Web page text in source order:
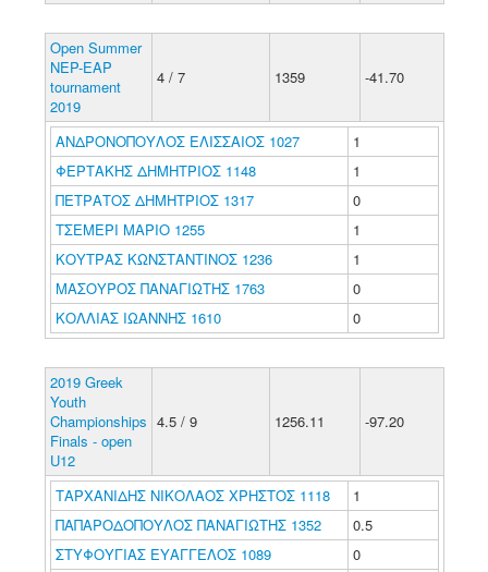
Open Summer
NEP-EAP
tournament
2019
4 / 7 1359 -41.70
ΑΝΔΡΟΝΟΠΟΥΛΟΣ ΕΛΙΣΣΑΙΟΣ 1027
1
ΦΕΡΤΑΚΗΣ ΔΗΜΗΤΡΙΟΣ 1148
1
ΠΕΤΡΑΤΟΣ ΔΗΜΗΤΡΙΟΣ 1317
0
ΤΣΕΜΕΡΙ ΜΑΡΙΟ 1255
1
ΚΟΥΤΡΑΣ ΚΩΝΣΤΑΝΤΙΝΟΣ 1236
1
ΜΑΣΟΥΡΟΣ ΠΑΝΑΓΙΩΤΗΣ 1763
0
ΚΟΛΛΙΑΣ ΙΩΑΝΝΗΣ 1610
0
2019 Greek
Youth
Championships
Finals - open
U12
4.5 / 9 1256.11 -97.20
ΤΑΡΧΑΝΙΔΗΣ ΝΙΚΟΛΑΟΣ ΧΡΗΣΤΟΣ 1118
1
ΠΑΠΑΡΟΔΟΠΟΥΛΟΣ ΠΑΝΑΓΙΩΤΗΣ 1352
0.5
ΣΤΥΦΟΥΓΙΑΣ ΕΥΑΓΓΕΛΟΣ 1089
0